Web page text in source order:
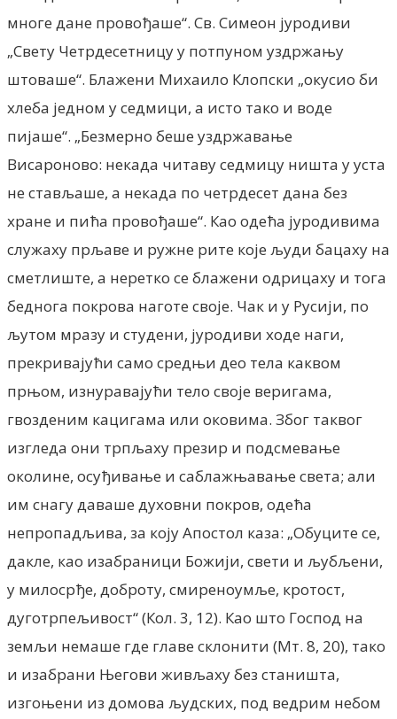
многе дане провођаше“. Св. Симеон јуродиви
„Свету Четрдесетницу у потпуном уздржању
штоваше“. Блажени Михаило Клопски „окусио би
хлеба једном у седмици, а исто тако и воде
пијаше“. „Безмерно беше уздржавање
Висароново: некада читаву седмицу ништа у уста
не стављаше, а некада по четрдесет дана без
хране и пића провођаше“. Као одећа јуродивима
служаху прљаве и ружне рите које људи бацаху на
сметлиште, а неретко се блажени одрицаху и тога
беднога покрова наготе своје. Чак и у Русији, по
љутом мразу и студени, јуродиви ходе наги,
прекривајући само средњи део тела каквом
прњом, изнуравајући тело своје веригама,
гвозденим кацигама или оковима. Због таквог
изгледа они трпљаху презир и подсмевање
околине, осуђивање и саблажњавање света; али
им снагу даваше духовни покров, одећа
непропадљива, за коју Апостол каза: „Обуците се,
дакле, као изабраници Божији, свети и љубљени,
у милосрђе, доброту, смиреноумље, кротост,
дуготрпељивост“ (Кол. 3, 12). Као што Господ на
земљи немаше где главе склонити (Мт. 8, 20), тако
и изабрани Његови живљаху без станишта,
изгоњени из домова људских, под ведрим небом